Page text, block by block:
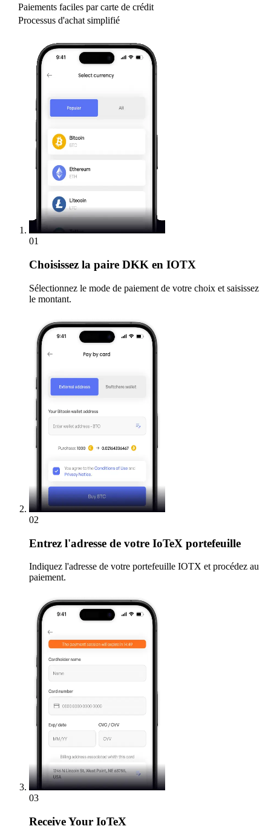
Paiements faciles par carte de crédit
Processus d'achat simplifié
01
Choisissez la paire DKK en IOTX
Sélectionnez le mode de paiement de votre choix et saisissez
le montant.
02
Entrez l'adresse de votre IoTeX portefeuille
Indiquez l'adresse de votre portefeuille IOTX et procédez au
paiement.
03
ReceiveYour IoTeX